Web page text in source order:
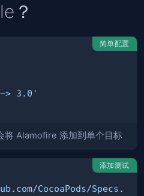
？
简单配置
3.0'
将 Alamofire 添加到单个目标
添加测试
CocoaPods/Specs.